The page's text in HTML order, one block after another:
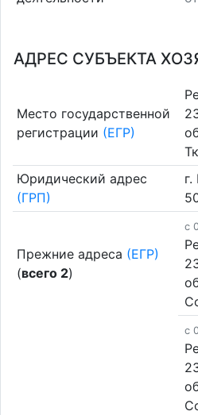
АДРЕС СУБЪЕКТА
Место государственной
регистрации (ЕГР)
Юридический адрес
(ГРП)
Прежние адреса (ЕГР)
(всего 2)
c
c